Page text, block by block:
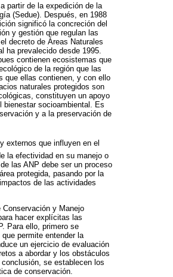
partir de la expedición de la
(Sedue). Después, en 1988
significó la concreción del
y gestión que regulan las
decreto de Áreas Naturales
ha prevalecido desde 1995.
contienen ecosistemas que
de la región que las
que ellas contienen, y con ello
naturales protegidos son
constituyen un apoyo
bienestar socioambiental. Es
y a la preservación de
externos que influyen en el
la efectividad en su manejo o
las ANP debe ser un proceso
protegida, pasando por la
de las actividades
y Manejo
hacer explícitas las
Para ello, primero se
permite entender la
un ejercicio de evaluación
a abordar y los obstáculos
se establecen los
de conservación.